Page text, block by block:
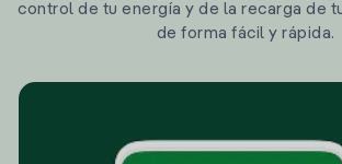
control de tu energía y de la recarga de
de forma fácil y rápida.